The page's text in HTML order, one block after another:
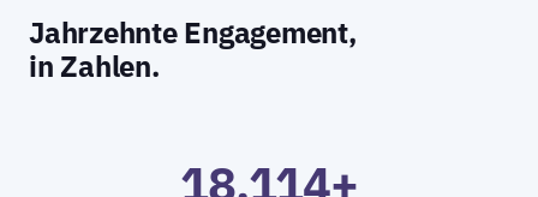
Jahrzehnte Engagement,
in Zahlen.
18.114+